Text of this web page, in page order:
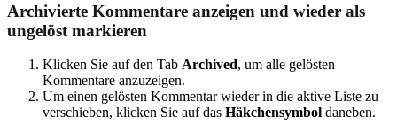
Archivierte Kommentare anzeigen und wieder als
ungelöst markieren
Klicken Sie auf den Tab Archived, um alle gelösten
Kommentare anzuzeigen.
Um einen gelösten Kommentar wieder in die aktive Liste zu
verschieben, klicken Sie auf das Häkchensymbol daneben.